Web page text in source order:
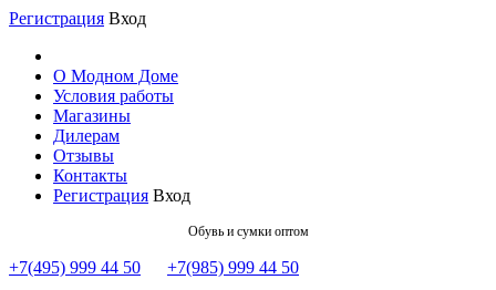
Регистрация Вход
О Модном Доме
Условия работы
Магазины
Дилерам
Отзывы
Контакты
Регистрация Вход
Обувь и сумки оптом
+7(495) 999 44 50 +7(985) 999 44 50